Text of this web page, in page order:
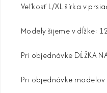
Veľkosť L/XL šírka v
Modely šijeme v dĺžke:
Pri objednávke DĹŽKA
Pri objednávke modelov